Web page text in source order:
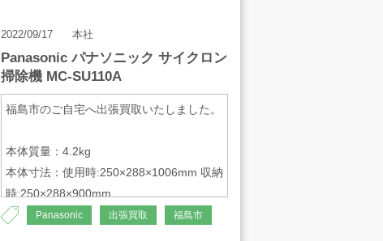
2022/09/17 本社
Panasonic パナソニック サイクロン
掃除機 MC-SU110A
福島市のご自宅へ出張買取いたしました。
本体質量：4.2kg
本体寸法：使用時:250×288×1006mm 収納
時:250×288×900mm
Panasonic 出張買取 福島市